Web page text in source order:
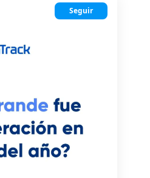
Seguir